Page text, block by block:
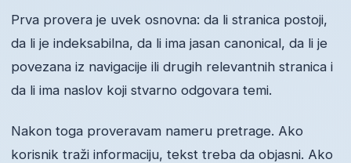
Prva provera je uvek osnovna: da li stranica postoji,
da li je indeksabilna, da li ima jasan canonical, da li je
povezana iz navigacije ili drugih relevantnih stranica i
da li ima naslov koji stvarno odgovara temi.
Nakon toga proveravam nameru pretrage. Ako
korisnik traži informaciju, tekst treba da objasni. Ako